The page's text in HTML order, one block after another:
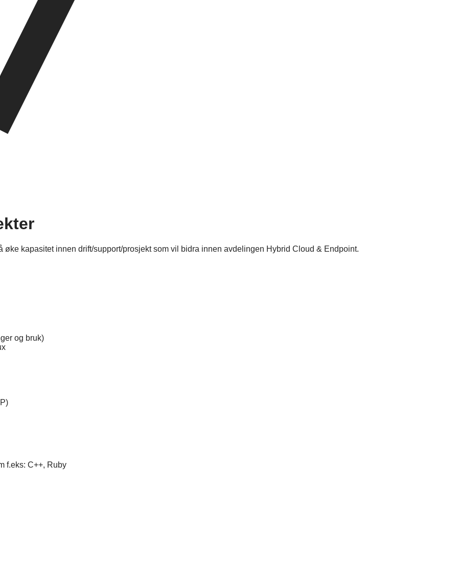
kapasitet innen drift/support/prosjekt som vil bidra innen avdelingen Hybrid Cloud & Endpoint.
og bruk)
f.eks: C++, Ruby